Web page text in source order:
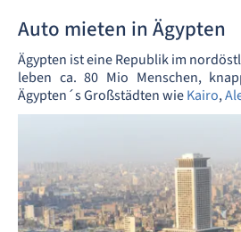
Auto mieten in Ägypten
Ägypten ist eine Republik im
leben ca. 80 Mio Menschen,
Ägypten´s Großstädten wieKairo,